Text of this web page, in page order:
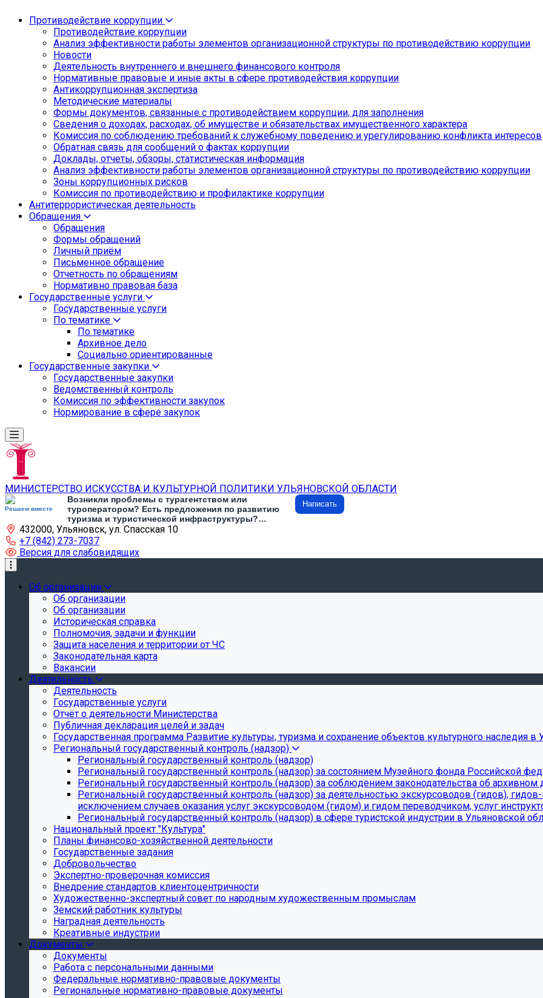
Противодействие коррупции
Противодействие коррупции
Анализ эффективности работы элементов организационной структуры по противодействию коррупции
Новости
Деятельность внутреннего и внешнего финансового контроля
Нормативные правовые и иные акты в сфере противодействия коррупции
Антикоррупционная экспертиза
Методические материалы
Формы документов, связанные с противодействием коррупции, для заполнения
Сведения о доходах, расходах, об имуществе и обязательствах имущественного характера
Комиссия по соблюдению требований к служебному поведению и урегулированию конфликта интересов
Обратная связь для сообщений о фактах коррупции
Доклады, отчеты, обзоры, статистическая информация
Анализ эффективности работы элементов организационной структуры по противодействию коррупции
Зоны коррупционных рисков
Комиссия по противодействию и профилактике коррупции
Антитеррористическая деятельность
Обращения
Обращения
Формы обращений
Личный приём
Письменное обращение
Отчетность по обращениям
Нормативно правовая база
Государственные услуги
Государственные услуги
По тематике
По тематике
Архивное дело
Социально ориентированные
Государственные закупки
Государственные закупки
Ведомственный контроль
Комиссия по эффективности закупок
Нормирование в сфере закупок
МИНИСТЕРСТВО ИСКУССТВА И КУЛЬТУРНОЙ ПОЛИТИКИ УЛЬЯНОВСКОЙ ОБЛАСТИ
Решаем вместе
Возникли проблемы с турагентством или
туроператором? Есть предложения по развитию
туризма и туристической инфраструктуры?
Напишите об этом
Написать
432000, Ульяновск, ул. Спасская 10
+7 (842) 273-7037
Версия для слабовидящих
Об организации
Об организации
Об организации
Историческая справка
Полномочия, задачи и функции
Защита населения и территории от ЧС
Законодательная карта
Вакансии
Деятельность
Деятельность
Государственные услуги
Отчёт о деятельности Министерства
Публичная декларация целей и задач
Государственная программа Развитие культуры, туризма и сохранение объектов культурного наследия в
Региональный государственный контроль (надзор)
Региональный государственный контроль (надзор)
Региональный государственный контроль (надзор) за состоянием Музейного фонда Российской
Региональный государственный контроль (надзор) за соблюдением законодательства об архивном
Региональный государственный контроль (надзор) за деятельностью экскурсоводов (гидов),
исключением случаев оказания услуг экскурсоводом (гидом) и гидом переводчиком, услуг
Региональный государственный контроль (надзор) в сфере туристской индустрии в Ульяновской
Национальный проект "Культура"
Планы финансово-хозяйственной деятельности
Государственные задания
Добровольчество
Экспертно-проверочная комиссия
Внедрение стандартов клиентоцентричности
Художественно-экспертный совет по народным художественным промыслам
Земский работник культуры
Наградная деятельность
Креативные индустрии
Документы
Документы
Работа с персональными данными
Федеральные нормативно-правовые документы
Региональные нормативно-правовые документы